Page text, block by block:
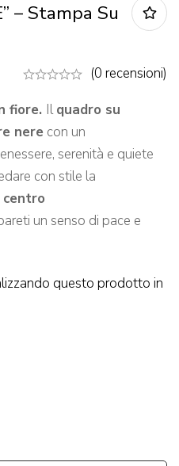
– Stampa Su
(0 recensioni)
fiore. Ilquadro su
nere con un
serenità e quiete
con stile la
centro
un senso di pace e
questo prodotto in